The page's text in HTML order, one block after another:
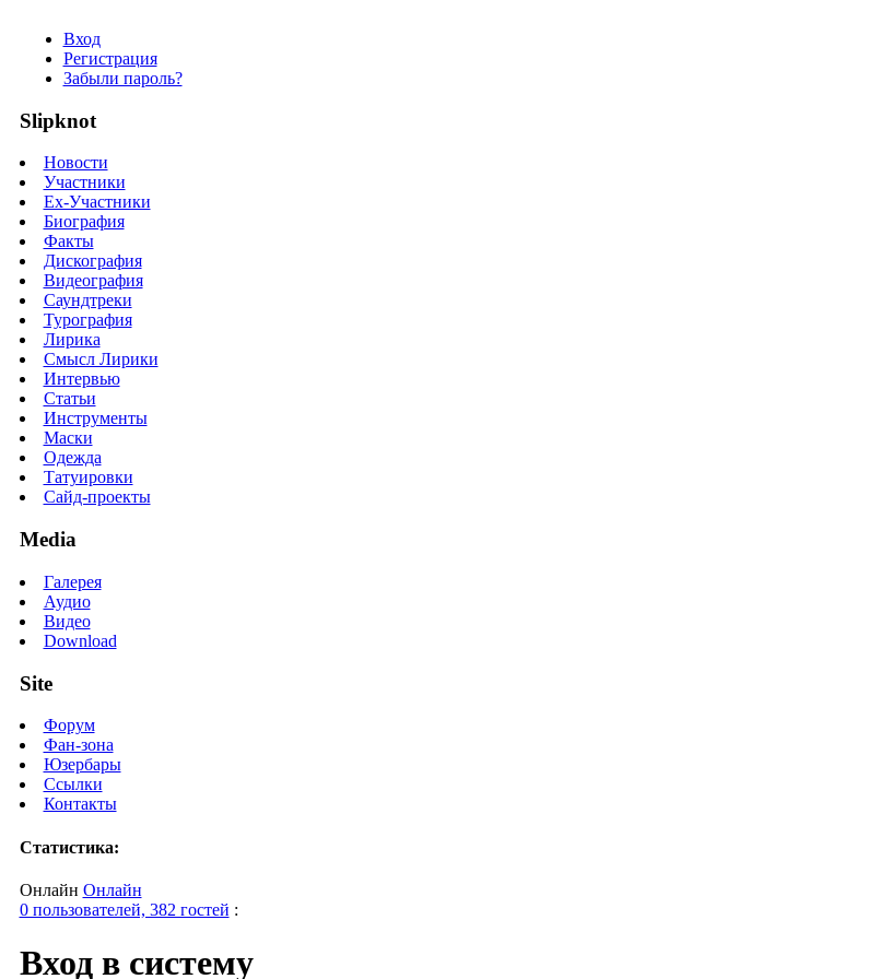
Вход
Регистрация
Забыли пароль?
Slipknot
Новости
Участники
Ex-Участники
Биография
Факты
Дискография
Видеография
Саундтреки
Турография
Лирика
Смысл Лирики
Интервью
Статьи
Инструменты
Маски
Одежда
Татуировки
Сайд-проекты
Media
Галерея
Аудио
Видео
Download
Site
Форум
Фан-зона
Юзербары
Ссылки
Контакты
Статистика:
Онлайн Онлайн
0 пользователей, 382 гостей :
Вход в систему